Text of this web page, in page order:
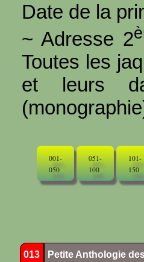
Date de la
~ Adresse 2
Toutes les
et leurs
001-
050
051-
100
101-
150
013 Petite Anthologie